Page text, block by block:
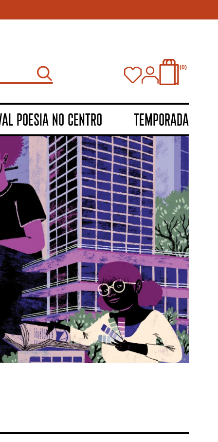
0
POESIA NO CENTRO TEMPORADA